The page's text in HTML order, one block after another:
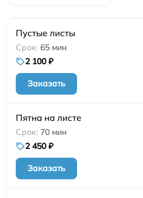
Пустые листы
65 мин
2 100 ₽
Заказать
Пятна на листе
70 мин
2 450 ₽
Заказать